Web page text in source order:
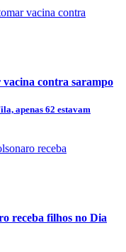
contra sarampo
apenas 62 estavam
receba filhos no Dia